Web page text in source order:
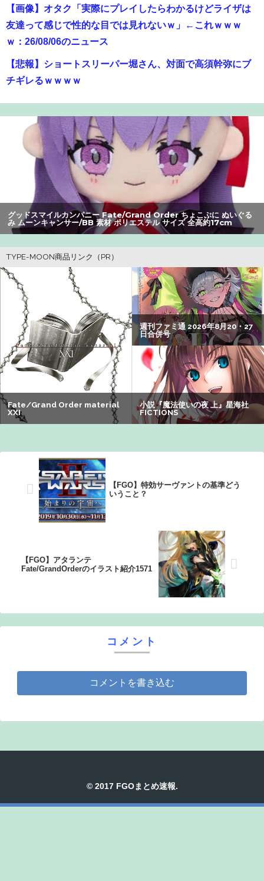
【画像】オタク「実際にプレイしたらわかるけどライザは
友達って感じで性的な目では見れないｗ」←これｗｗｗ
ｗ：26/08/06のニュース
【悲報】ショートスリーパー堀さん、対面で高須幹弥にブ
チギレるｗｗｗｗ
【爆笑】最近のオスガキ、名前がダサすぎるｗｗｗｗ ：
26/08/05のニュース
【衝撃】ワイのパッパ、会社でナンバーツーになった結果
ｗｗｗｗｗｗｗｗｗｗ
【画像】美人すぎる女医、ガチで見つかる。めちゃくちゃ
いいべｗｗｗｗ ：26/08/04のニュース
女性「レイプされました」検事「嘘では？」女性「傷つい
たので訴えます」
【朗報】アマガミの棚町薫さん、最新絵でめっちゃ可愛く
なる：26/08/03のニュース
ホリエモン「面接でさ、納豆パックの薄いフィルムって何
のために入っていの？って聞くわけ」
【悲報】Z世代の身長低下の理由、ついに判明かｗｗｗｗ：
26/08/02のニュース
ぐらんぶる原作最新話、ヤバすぎる
夫さん、妻に「天井のシミ数えてれば終わるでな」と押し
倒されて性行為 → 凄いことになるｗｗｗｗｗ
ンから心配の声：26/08/07のニュース
グッドスマイルカンパニー Fate/Grand Order ちょこぷに ぬいぐる
み ムーンキャンサー/BB 素材 ポリエステル サイズ 全高約17cm
【FGO】特効サーヴァントの基準どう
いうこと？
【FGO】アタランテ
Fate/GrandOrderのイラスト紹介1571
コメント
コメントを書き込む
© 2017 FGOまとめ速報.